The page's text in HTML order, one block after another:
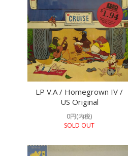
LP V.A / Homegrown IV /
US Original
0円(内税)
SOLD OUT